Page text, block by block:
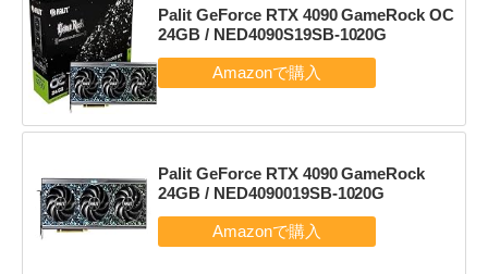
Palit GeForce RTX 4090 GameRock OC
24GB / NED4090S19SB-1020G
Palit GeForce RTX 4090 GameRock
24GB / NED4090019SB-1020G